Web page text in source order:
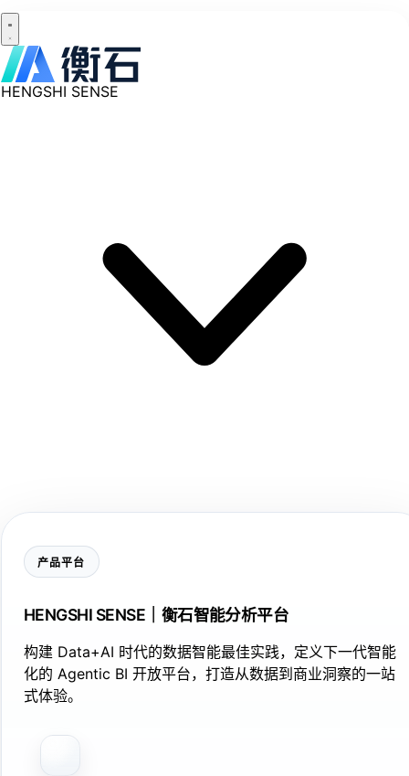
HENGSHI SENSE
产品平台
HENGSHI SENSE｜衡石智能分析平台
构建 Data+AI 时代的数据智能最佳实践，定义下一代智能
化的 Agentic BI 开放平台，打造从数据到商业洞察的一站
式体验。